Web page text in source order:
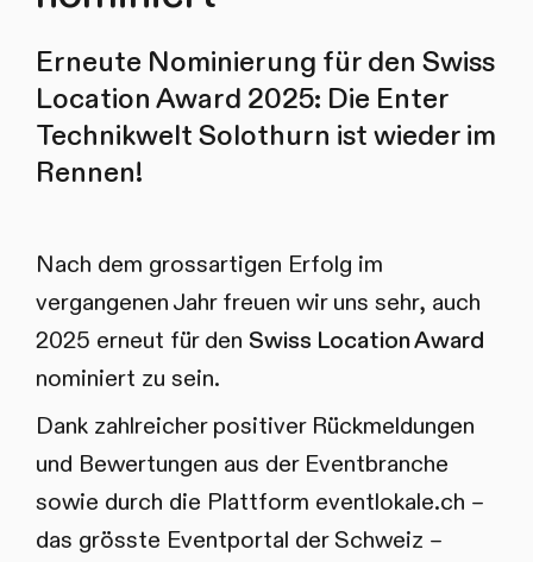
Erneute Nominierung für den Swiss
Location Award 2025: Die Enter
Technikwelt Solothurn ist wieder im
Rennen!
Nach dem grossartigen Erfolg im
vergangenen Jahr freuen wir uns sehr, auch
2025 erneut für den Swiss Location Award
nominiert zu sein.
Dank zahlreicher positiver Rückmeldungen
und Bewertungen aus der Eventbranche
sowie durch die Plattform eventlokale.ch –
das grösste Eventportal der Schweiz –